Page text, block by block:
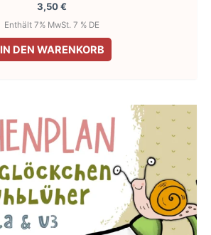
3,50€
Enthält 7% MwSt. 7 % DE
IN DEN WARENKORB